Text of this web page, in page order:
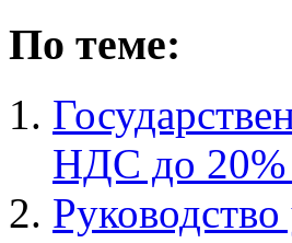
По теме:
НДС до 20%